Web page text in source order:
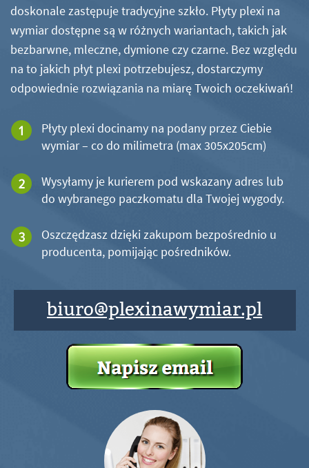
doskonale zastępuje tradycyjne szkło. Płyty plexi na
wymiar dostępne są w różnych wariantach, takich jak
bezbarwne, mleczne, dymione czy czarne. Bez względu
na to jakich płyt plexi potrzebujesz, dostarczymy
odpowiednie rozwiązania na miarę Twoich oczekiwań!
Płyty plexi docinamy na podany przez Ciebie
wymiar – co do milimetra (max 305x205cm)
Wysyłamy je kurierem pod wskazany adres lub
do wybranego paczkomatu dla Twojej wygody.
Oszczędzasz dzięki zakupom bezpośrednio u
producenta, pomijając pośredników.
biuro@plexinawymiar.pl